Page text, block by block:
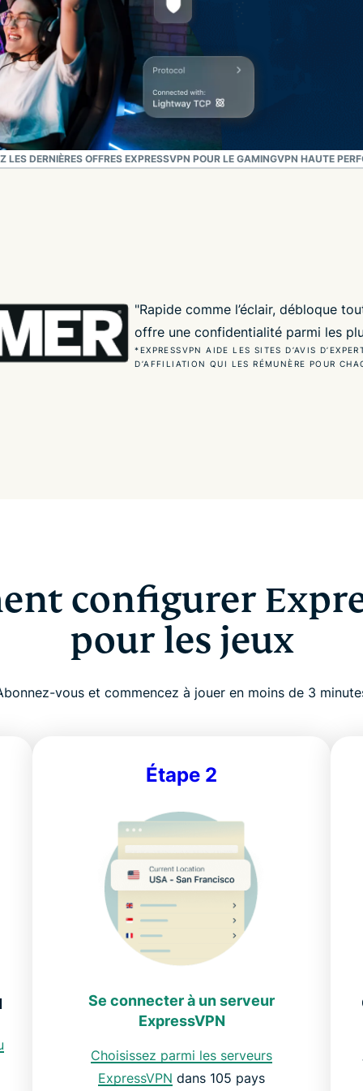
LES DERNIÈRES OFFRES EXPRESSVPN POUR LE GAMINGVPN HAUTE
"Rapide comme l’éclair, débloque
offre une confidentialité parmi les
*EXPRESSVPN AIDE LES SITES D’AVIS
D’AFFILIATION QUI LES RÉMUNÈRE POUR
configurer
pour les jeux
vous et commencez à jouer en moins de 3
Étape 2
Se connecter à un serveur
ExpressVPN
Choisissez parmi les serveurs
ExpressVPN dans 105 pays